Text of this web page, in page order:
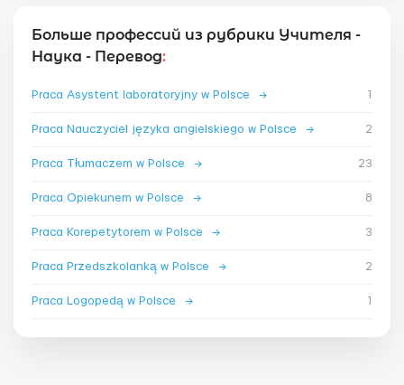
Больше профессий из рубрики Учителя -
Наука - Перевод:
Praca Asystent laboratoryjny w Polsce → 1
Praca Nauczyciel języka angielskiego w Polsce → 2
Praca Tłumaczem w Polsce → 23
Praca Opiekunem w Polsce → 8
Praca Korepetytorem w Polsce → 3
Praca Przedszkolanką w Polsce → 2
Praca Logopedą w Polsce → 1